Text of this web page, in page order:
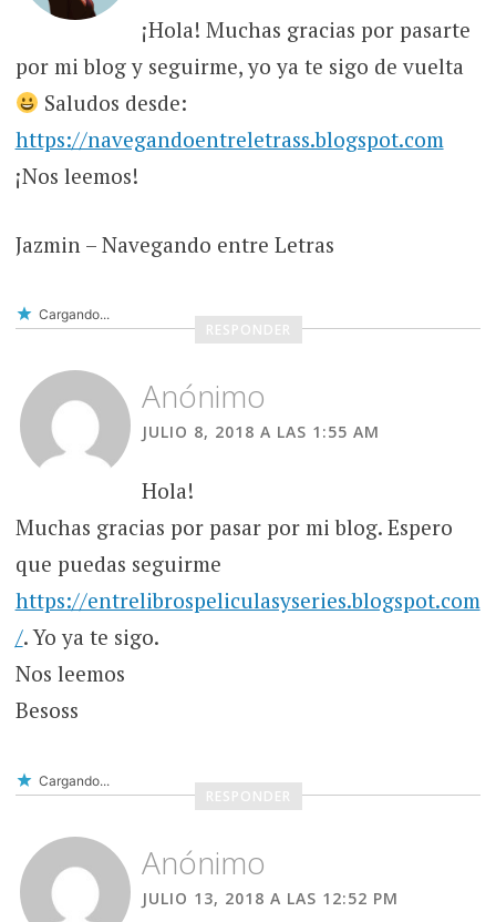
¡Hola! Muchas gracias por pasarte
por mi blog y seguirme, yo ya te sigo de vuelta
Saludos desde:
https://navegandoentreletrass.blogspot.com
¡Nos leemos!
Jazmin – Navegando entre Letras
Cargando...
RESPONDER
Anónimo
JULIO 8, 2018 A LAS 1:55 AM
Hola!
Muchas gracias por pasar por mi blog. Espero
que puedas seguirme
https://entrelibrospeliculasyseries.blogspot.com
/. Yo ya te sigo.
Nos leemos
Besoss
Cargando...
RESPONDER
Anónimo
JULIO 13, 2018 A LAS 12:52 PM